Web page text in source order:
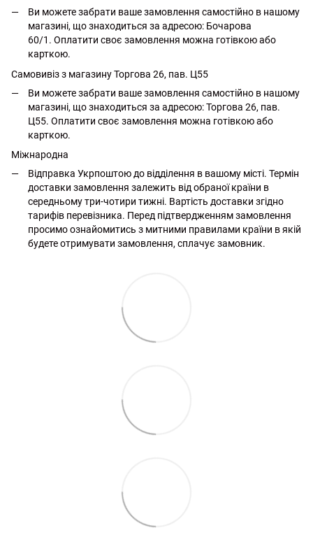
Ви можете забрати ваше замовлення самостійно в нашому
магазині, що знаходиться за адресою: Бочарова
60/1. Оплатити своє замовлення можна готівкою або
карткою.
Самовивіз з магазину Торгова 26, пав. Ц55
Ви можете забрати ваше замовлення самостійно в нашому
магазині, що знаходиться за адресою: Торгова 26, пав.
Ц55. Оплатити своє замовлення можна готівкою або
карткою.
Міжнародна
Відправка Укрпоштою до відділення в вашому місті. Термін
доставки замовлення залежить від обраної країни в
середньому три-чотири тижні. Вартість доставки згідно
тарифів перевізника. Перед підтвердженням замовлення
просимо ознайомитись з митними правилами країни в якій
будете отримувати замовлення, сплачує замовник.